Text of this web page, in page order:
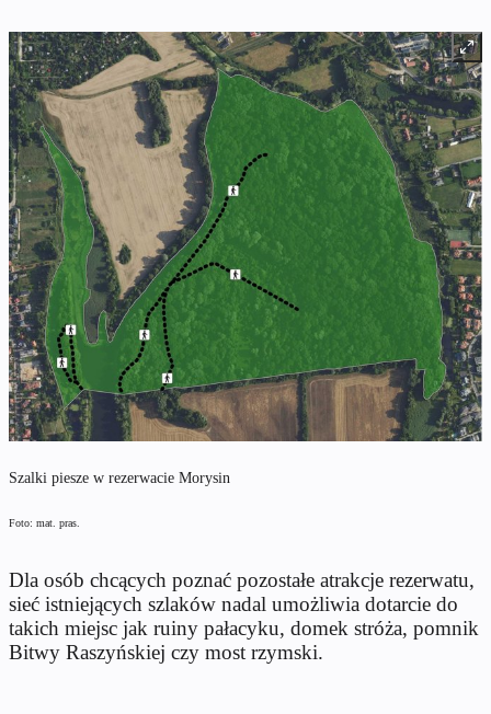
Szalki piesze w rezerwacie Morysin
Foto: mat. pras.
Dla osób chcących poznać pozostałe atrakcje rezerwatu,
sieć istniejących szlaków nadal umożliwia dotarcie do
takich miejsc jak ruiny pałacyku, domek stróża, pomnik
Bitwy Raszyńskiej czy most rzymski.